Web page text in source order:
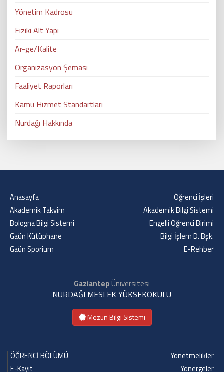
Yönetim Kadrosu
Fiziki Alt Yapı
Ar-ge/Kalite
Organizasyon Şeması
Faaliyet Raporları
Kamu Hizmet Standartları
Nurdağı Hakkında
Anasayfa
Akademik Takvim
Bologna Bilgi Sistemi
Gaün Kütüphane
Gaün Sporium
Öğrenci İşleri
Akademik Bilgi Sistemi
Engelli Öğrenci Birimi
Bilgi İşlem D. Bşk.
E-Rehber
GaziantepÜniversitesi
NURDAĞI MESLEK YÜKSEKOKULU
Mezun Bilgi Sistemi
ÖĞRENCİ BÖLÜMÜ
E-Kayıt
Yönetmelikler
Yönergeler